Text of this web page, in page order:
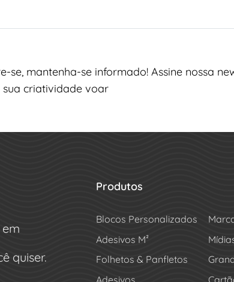
se, mantenha-se informado! Assine nossa
sua criatividade voar
quiser.
Produtos
Blocos Personalizados
Adesivos M²
Folhetos & Panfletos
Adesivos